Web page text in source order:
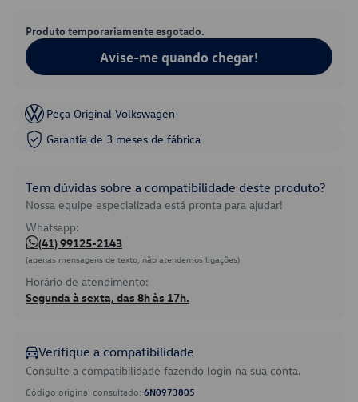
Produto temporariamente esgotado.
Avise-me quando chegar!
Peça Original Volkswagen
Garantia de 3 meses de fábrica
Tem dúvidas sobre a compatibilidade deste produto?
Nossa equipe especializada está pronta para ajudar!
Whatsapp:
(41) 99125-2143
(apenas mensagens de texto, não atendemos ligações)
Horário de atendimento:
Segunda à sexta, das 8h às 17h.
Verifique a compatibilidade
Consulte a compatibilidade fazendo login na sua conta.
Código original consultado: 6N0973805